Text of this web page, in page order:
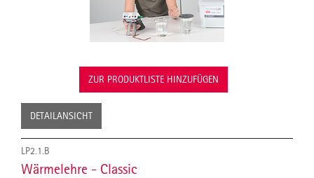
ZUR PRODUKTLISTE HINZUFÜGEN
DETAILANSICHT
LP2.1.B
Wärmelehre - Classic